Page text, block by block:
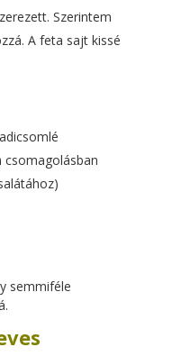
Szerintem
A feta sajt kissé
csomagolásban
semmiféle